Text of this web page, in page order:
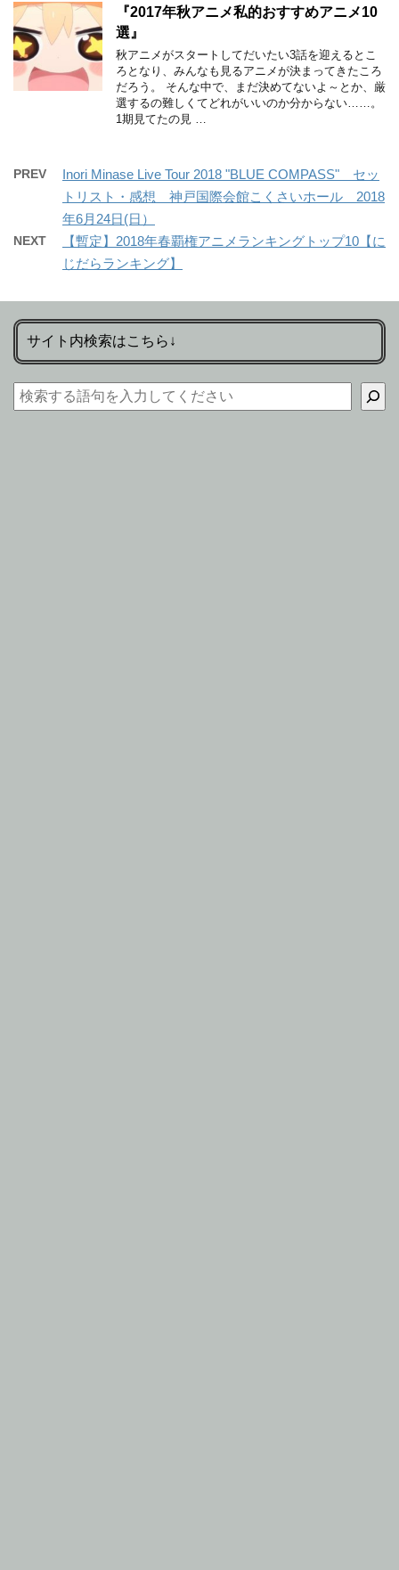
『2017年秋アニメ私的おすすめアニメ10
選』
秋アニメがスタートしてだいたい3話を迎えるとこ
ろとなり、みんなも見るアニメが決まってきたころ
だろう。 そんな中で、まだ決めてないよ～とか、厳
選するの難しくてどれがいいのか分からない……。
1期見てたの見 …
PREV
Inori Minase Live Tour 2018 "BLUE COMPASS" セッ
トリスト・感想 神戸国際会館こくさいホール 2018
年6月24日(日）
NEXT
【暫定】2018年春覇権アニメランキングトップ10【に
じだらランキング】
サイト内検索はこちら↓
検索